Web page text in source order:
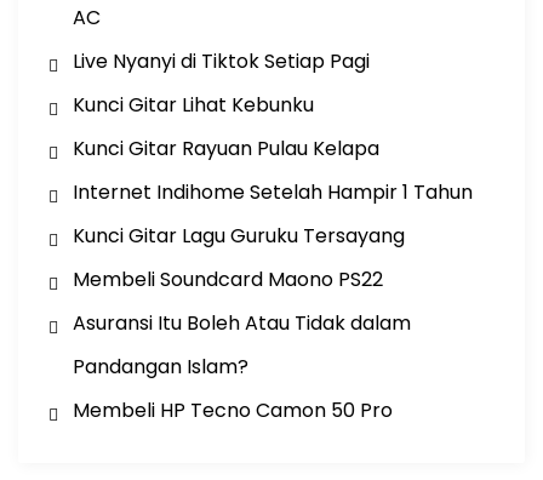
AC
Live Nyanyi di Tiktok Setiap Pagi
Kunci Gitar Lihat Kebunku
Kunci Gitar Rayuan Pulau Kelapa
Internet Indihome Setelah Hampir 1 Tahun
Kunci Gitar Lagu Guruku Tersayang
Membeli Soundcard Maono PS22
Asuransi Itu Boleh Atau Tidak dalam
Pandangan Islam?
Membeli HP Tecno Camon 50 Pro